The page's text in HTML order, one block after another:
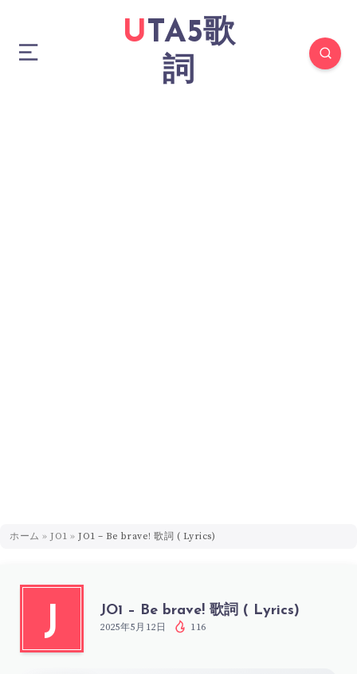
UTA5歌
詞
ホーム » JO1 » JO1 – Be brave! 歌詞 ( Lyrics)
J JO1 – Be brave! 歌詞 ( Lyrics)
2025年5月12日 116